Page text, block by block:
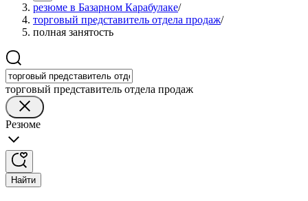
резюме в Базарном Карабулаке/
торговый представитель отдела продаж/
полная занятость
торговый представитель отдела продаж
Резюме
Найти